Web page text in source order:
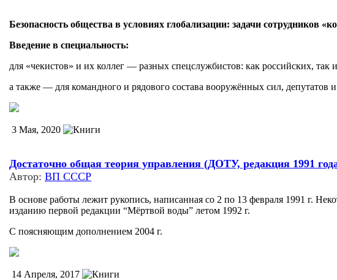
Безопасность общества в условиях глобализации: задачи сотрудников
Введение в специальность:
для «чекистов» и их коллег — разных спецслужбистов: как российских, так
а также — для командного и рядового состава вооружённых сил, депутатов
3 Мая, 2020
Достаточно общая теория управления (ДОТУ, редакция 1991
Автор: ВП СССР
В основе работы лежит рукопись, написанная со 2 по 13 февраля 1991 г.
изданию первой редакции “Мёртвой воды” летом 1992 г.
С поясняющим дополнением 2004 г.
14 Апреля, 2017